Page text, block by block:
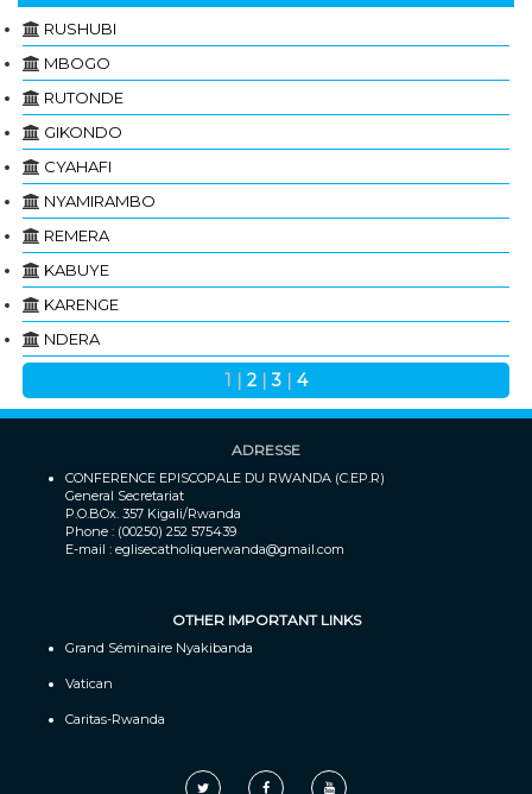
RUSHUBI
MBOGO
RUTONDE
GIKONDO
CYAHAFI
NYAMIRAMBO
REMERA
KABUYE
KARENGE
NDERA
1 | 2 |3 | 4
ADRESSE
CONFERENCE EPISCOPALE DU RWANDA (C.EP.R)
General Secretariat
P.O.BOx. 357 Kigali/Rwanda
Phone : (00250) 252 575439
E-mail : eglisecatholiquerwanda@gmail.com
OTHER IMPORTANT LINKS
Grand Séminaire Nyakibanda
Vatican
Caritas-Rwanda